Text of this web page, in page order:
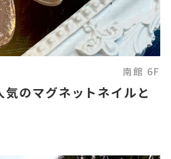
南館 6F
のマグネットネイルと